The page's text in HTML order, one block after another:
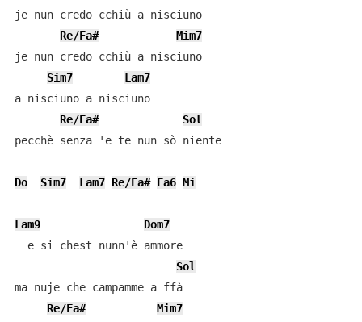
je nun credo cchiù a nisciuno
Re/Fa#
Mim7
je nun credo cchiù a nisciuno
Sim7
Lam7
a nisciuno a nisciuno
Re/Fa#
Sol
pecchè senza 'e te nun sò niente
Do Sim7 Lam7 Re/Fa# Fa6 Mi
Lam9
Dom7
  e si chest nunn'è ammore
Sol
ma nuje che campamme a ffà
Re/Fa#
Mim7